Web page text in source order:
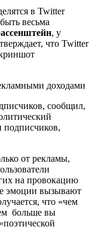
в Twitter
весьма
, у
что Twitter
сообщил,
подписчиков,
от рекламы,
на провокацию
эмоции вызывают
что «чем
больше вы